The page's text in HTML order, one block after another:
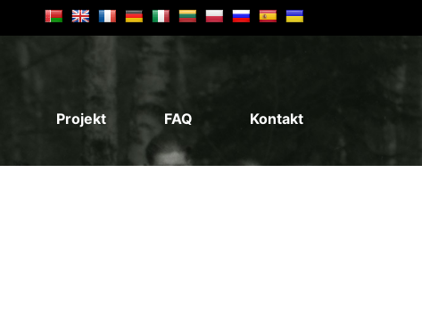
Projekt FAQ Kontakt